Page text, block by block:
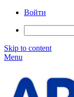
Войти
Skip to content
Menu